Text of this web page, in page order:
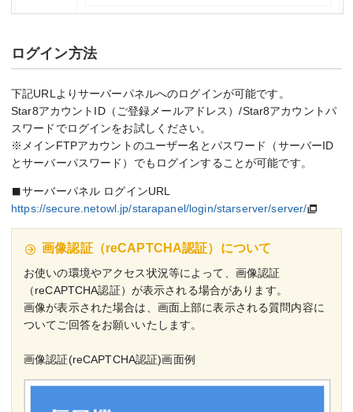
ログイン方法
下記URLよりサーバーパネルへのログインが可能です。
Star8アカウントID（ご登録メールアドレス）/Star8アカウントパ
スワードでログインをお試しください。
※メインFTPアカウントのユーザー名とパスワード（サーバーID
とサーバーパスワード）でもログインすることが可能です。
サーバーパネル ログインURL
https://secure.netowl.jp/starapanel/login/starserver/server/
画像認証（reCAPTCHA認証）について
お使いの環境やアクセス状況等によって、画像認証
（reCAPTCHA認証）が表示される場合があります。
画像が表示された場合は、画面上部に表示される質問内容に
ついてご回答をお願いいたします。
画像認証(reCAPTCHA認証)画面例